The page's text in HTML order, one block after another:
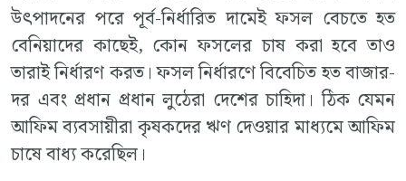
উৎপাদনের পরে পূর্ব-নির্ধারিত দামেই ফসল বেচতে হত
বেনিয়াদের কাছেই, কোন ফসলের চাষ করা হবে তাও
তারাই নির্ধারণ করত। ফসল নির্ধারণে বিবেচিত হত বাজার-
দর এবং প্রধান প্রধান লুঠেরা দেশের চাহিদা। ঠিক যেমন
আফিম ব্যবসায়ীরা কৃষকদের ঋণ দেওয়ার মাধ্যমে আফিম
চাষে বাধ্য করেছিল।